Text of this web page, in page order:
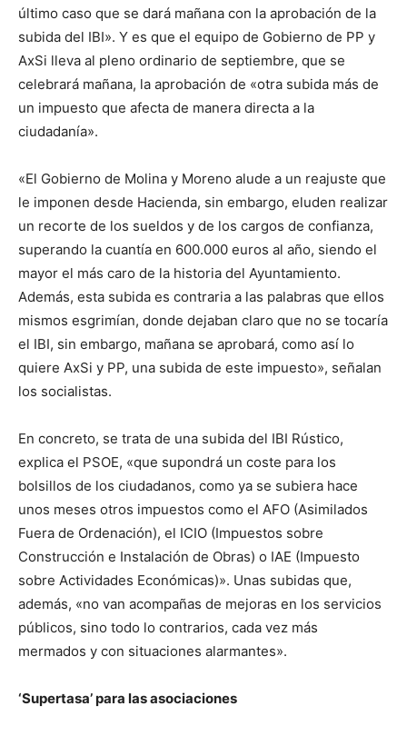
último caso que se dará mañana con la aprobación de la
subida del IBI». Y es que el equipo de Gobierno de PP y
AxSi lleva al pleno ordinario de septiembre, que se
celebrará mañana, la aprobación de «otra subida más de
un impuesto que afecta de manera directa a la
ciudadanía».
«El Gobierno de Molina y Moreno alude a un reajuste que
le imponen desde Hacienda, sin embargo, eluden realizar
un recorte de los sueldos y de los cargos de confianza,
superando la cuantía en 600.000 euros al año, siendo el
mayor el más caro de la historia del Ayuntamiento.
Además, esta subida es contraria a las palabras que ellos
mismos esgrimían, donde dejaban claro que no se tocaría
el IBI, sin embargo, mañana se aprobará, como así lo
quiere AxSi y PP, una subida de este impuesto», señalan
los socialistas.
En concreto, se trata de una subida del IBI Rústico,
explica el PSOE, «que supondrá un coste para los
bolsillos de los ciudadanos, como ya se subiera hace
unos meses otros impuestos como el AFO (Asimilados
Fuera de Ordenación), el ICIO (Impuestos sobre
Construcción e Instalación de Obras) o IAE (Impuesto
sobre Actividades Económicas)». Unas subidas que,
además, «no van acompañas de mejoras en los servicios
públicos, sino todo lo contrarios, cada vez más
mermados y con situaciones alarmantes».
‘Supertasa’ para las asociaciones